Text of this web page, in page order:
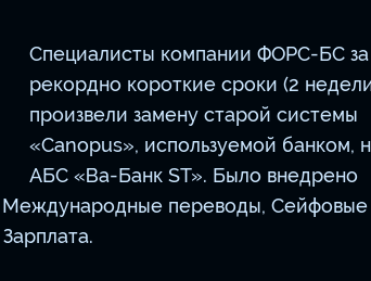
Специалисты компании ФОРС-БС за
рекордно короткие сроки (2
произвели замену старой системы
«Canopus», используемой банком,
АБС «Ва-Банк ST». Было внедрено
Международные переводы, Сейфовые